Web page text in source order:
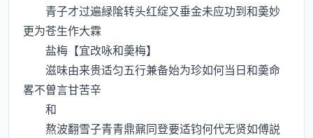
青子才过遍緑隂转头红绽又垂金未应功到和羮妙
更为苍生作大霖
盐梅【宜改咏和羮梅】
滋味由来贵适匀五行兼备始为珍如何当日和羮命
畧不曽言甘苦辛
和
熬波翻雪子青青鼎鼐同登要适钧何代无贤如傅説